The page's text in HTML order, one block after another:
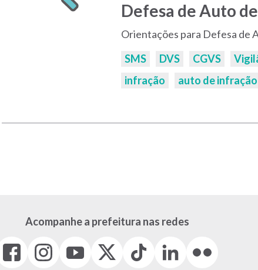
Defesa de Auto
Orientações para Defesa de
Palavras-
chaves:
SMS DVS CGVS
infração
auto de infração
Acompanhe a prefeitura nas redes
Facebook
(link
Instagram
(link
(link
(Antigo
Tiktok
(link
LinkedIn
(link
(link